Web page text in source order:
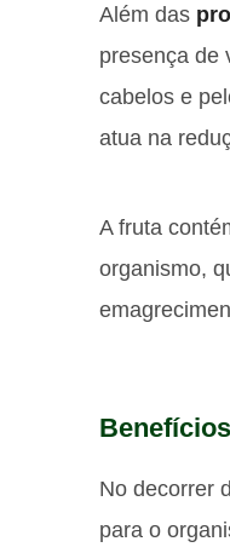
Além das
presença de
cabelos e
atua na
A fruta
organismo,
No decorrer
para o